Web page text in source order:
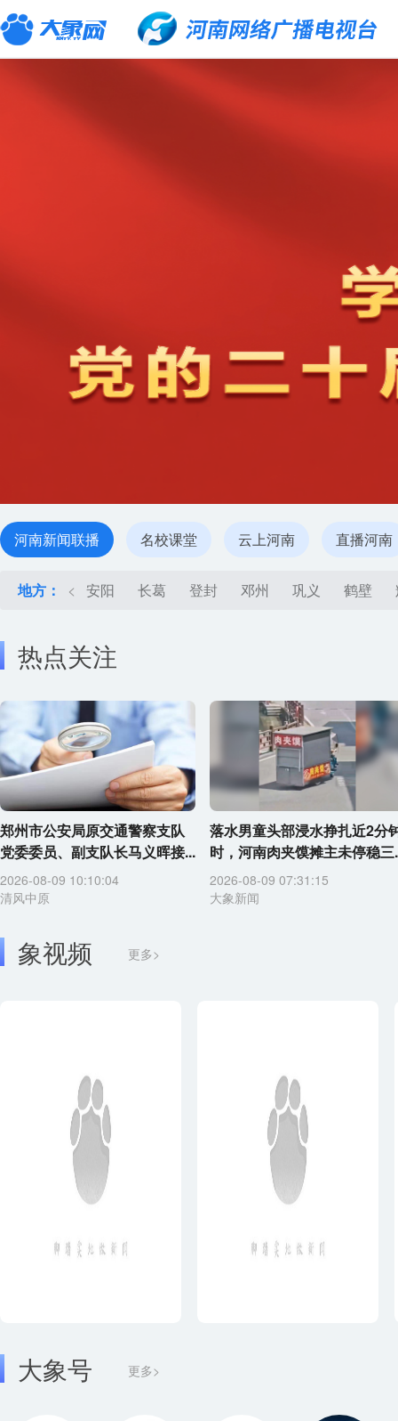
河南新闻联播 名校课堂 云上河南 直播河南
地方： < 安阳 长葛 登封 邓州 巩义 鹤壁
热点关注
郑州市公安局原交通警察支队
党委委员、副支队长马义晖接...
2026-08-09 10:10:04
清风中原
落水男童头部浸水挣扎近2分
时，河南肉夹馍摊主未停稳三
2026-08-09 07:31:15
大象新闻
象视频 更多>
大象号 更多>